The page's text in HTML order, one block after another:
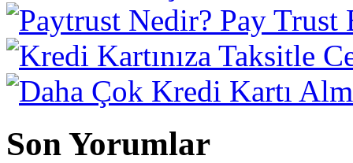
Son Yorumlar